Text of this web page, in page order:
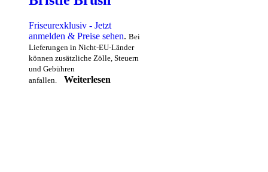
Friseurexklusiv - Jetzt
anmelden & Preise sehen. Bei
Lieferungen in Nicht-EU-Länder
können zusätzliche Zölle, Steuern
und Gebühren
anfallen.
Weiterlesen